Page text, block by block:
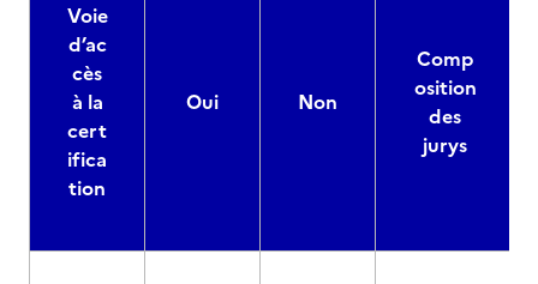
Voie
d’ac
cès
à la
cert
ifica
tion
Oui Non
Comp
osition
des
jurys